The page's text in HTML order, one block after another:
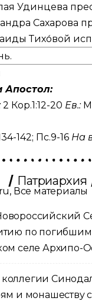
Удинцева
Сахарова
Тихо́вой исп.
Апостол:
2 Кор.1:12-20 Ев.:
142; Пс.9-16 На
Патриархия
Все материалы
по погибшим
селе Архипо-
и монашеству